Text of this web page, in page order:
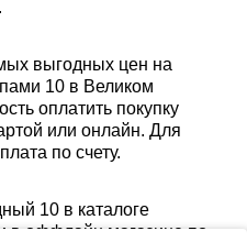
выгодных цен на
10 в Великом
оплатить покупку
или онлайн. Для
по счету.
10 в каталоге
в оффлайн магазине по